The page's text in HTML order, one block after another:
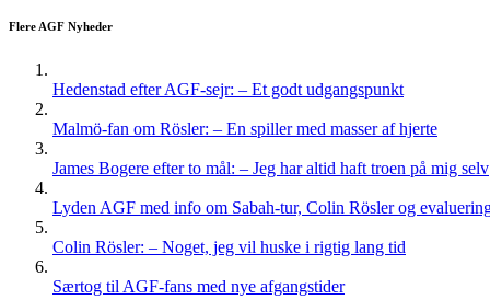
Flere AGF Nyheder
Hedenstad efter AGF-sejr: – Et godt udgangspunkt
Malmö-fan om Rösler: – En spiller med masser af hjerte
James Bogere efter to mål: – Jeg har altid haft troen på mig selv
Lyden AGF med info om Sabah-tur, Colin Rösler og
Colin Rösler: – Noget, jeg vil huske i rigtig lang tid
Særtog til AGF-fans med nye afgangstider